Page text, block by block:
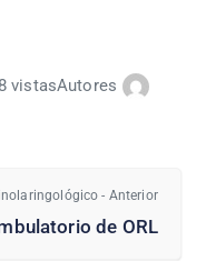
vistasAutores
- Anterior
de ORL